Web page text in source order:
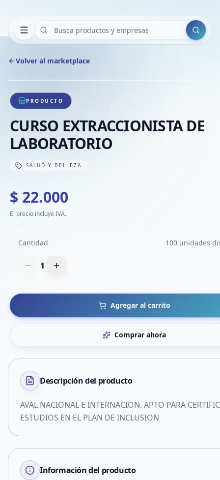
Buscar
Volver al marketplace
1/1
PRODUCTO
CURSO EXTRACCIONISTA DE
LABORATORIO
SALUD Y BELLEZA
$ 22.000
El precio incluye IVA.
Cantidad 100 unidades
1
Agregar al carrito
Comprar ahora
Descripción del producto
AVAL NACIONAL E INTERNACION. APTO PARA
ESTUDIOS EN EL PLAN DE INCLUSION
Información del producto